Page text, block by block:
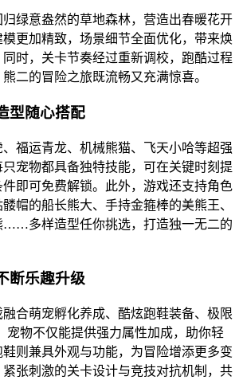
绿意盎然的草地森林，营造出春暖花开
更加精致，场景细节全面优化，带来焕
时，关卡节奏经过重新调校，跑酷过程
二的冒险之旅既流畅又充满惊喜。
型随心搭配
福运青龙、机械熊猫、飞天小哈等超强
宠物都具备独特技能，可在关键时刻提
即可免费解锁。此外，游戏还支持角色
帽的船长熊大、手持金箍棒的美熊王、
……多样造型任你挑选，打造独一无二的
断乐趣升级
合萌宠孵化养成、酷炫跑鞋装备、极限
宠物不仅能提供强力属性加成，助你轻
则兼具外观与功能，为冒险增添更多变
张刺激的关卡设计与竞技对抗机制，共